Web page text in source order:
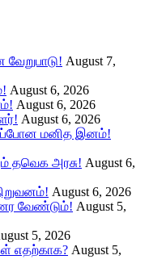
August 7,
August 6, 2026
August 6, 2026
August 6, 2026
மனித இனம்!
தவெக அரசு! August 6,
August 6, 2026
வேண்டும்! August 5,
5, 2026
எதற்காக? August 5,